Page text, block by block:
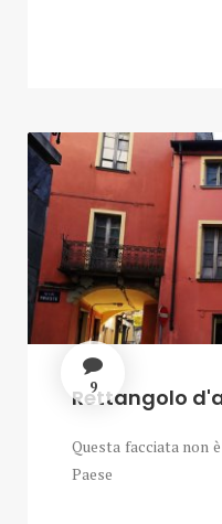
9
Rettangolo
Questa facciata non
Paese